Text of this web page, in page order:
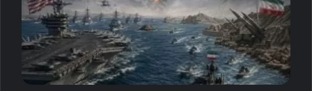
Тем временем выяснилось, что от цен на жильё в
нашей стране находятся «в шоке» даже представители
Центробанка РФ. Недавно в этом признался директор
департамента банковского регулирования и аналитики
ЦБ Александр Данилов.